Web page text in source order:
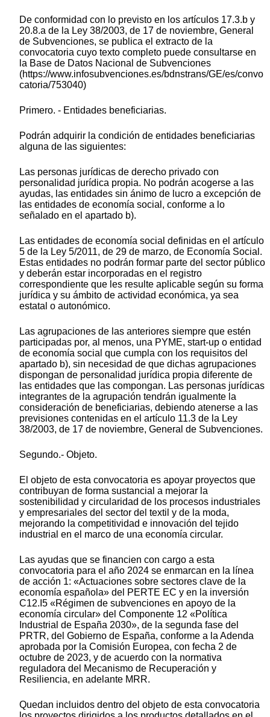
De conformidad con lo previsto en los artículos 17.3.b y
20.8.a de la Ley 38/2003, de 17 de noviembre, General
de Subvenciones, se publica el extracto de la
convocatoria cuyo texto completo puede consultarse en
la Base de Datos Nacional de Subvenciones
(https://www.infosubvenciones.es/bdnstrans/GE/es/convo
catoria/753040)
Primero. - Entidades beneficiarias.
Podrán adquirir la condición de entidades beneficiarias
alguna de las siguientes:
Las personas jurídicas de derecho privado con
personalidad jurídica propia. No podrán acogerse a las
ayudas, las entidades sin ánimo de lucro a excepción de
las entidades de economía social, conforme a lo
señalado en el apartado b).
Las entidades de economía social definidas en el artículo
5 de la Ley 5/2011, de 29 de marzo, de Economía Social.
Estas entidades no podrán formar parte del sector público
y deberán estar incorporadas en el registro
correspondiente que les resulte aplicable según su forma
jurídica y su ámbito de actividad económica, ya sea
estatal o autonómico.
Las agrupaciones de las anteriores siempre que estén
participadas por, al menos, una PYME, start-up o entidad
de economía social que cumpla con los requisitos del
apartado b), sin necesidad de que dichas agrupaciones
dispongan de personalidad jurídica propia diferente de
las entidades que las compongan. Las personas jurídicas
integrantes de la agrupación tendrán igualmente la
consideración de beneficiarias, debiendo atenerse a las
previsiones contenidas en el artículo 11.3 de la Ley
38/2003, de 17 de noviembre, General de Subvenciones.
Segundo.- Objeto.
El objeto de esta convocatoria es apoyar proyectos que
contribuyan de forma sustancial a mejorar la
sostenibilidad y circularidad de los procesos industriales
y empresariales del sector del textil y de la moda,
mejorando la competitividad e innovación del tejido
industrial en el marco de una economía circular.
Las ayudas que se financien con cargo a esta
convocatoria para el año 2024 se enmarcan en la línea
de acción 1: «Actuaciones sobre sectores clave de la
economía española» del PERTE EC y en la inversión
C12.I5 «Régimen de subvenciones en apoyo de la
economía circular» del Componente 12 «Política
Industrial de España 2030», de la segunda fase del
PRTR, del Gobierno de España, conforme a la Adenda
aprobada por la Comisión Europea, con fecha 2 de
octubre de 2023, y de acuerdo con la normativa
reguladora del Mecanismo de Recuperación y
Resiliencia, en adelante MRR.
Quedan incluidos dentro del objeto de esta convocatoria